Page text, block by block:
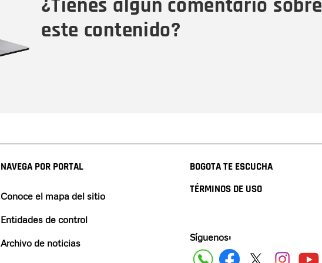
¿Tienes algún comentario sobre
este contenido?
NAVEGA POR PORTAL
Conoce el mapa del sitio
Entidades de control
Archivo de noticias
BOGOTA TE ESCUCHA
TÉRMINOS DE USO
Síguenos: